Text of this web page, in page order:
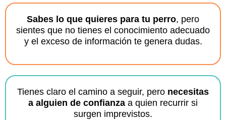
Sabes lo que quieres para tu perro, pero
sientes que no tienes el conocimiento adecuado
y el exceso de información te genera dudas.
Tienes claro el camino a seguir, pero necesitas
a alguien de confianza a quien recurrir si
surgen imprevistos.